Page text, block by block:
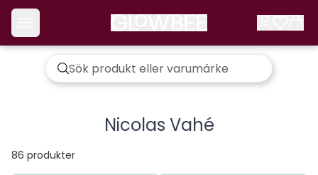
Nicolas Vahé
86 produkter